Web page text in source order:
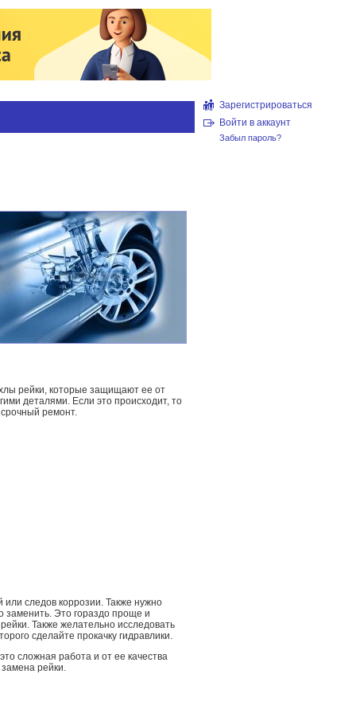
Зарегистрироваться
Войти в аккаунт
Забыл пароль?
рейки, которые защищают ее от
деталями. Если это происходит, то
ремонт.
следов коррозии. Также нужно
заменить. Это гораздо проще и
Также желательно исследовать
сделайте прокачку гидравлики.
сложная работа и от ее качества
рейки.